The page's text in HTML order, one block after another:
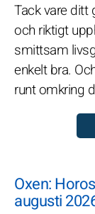
Tack vare ditt
och riktigt
smittsam
enkelt bra.
runt omkring
Oxen:
augusti